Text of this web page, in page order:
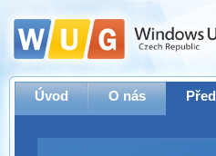
Úvod O nás